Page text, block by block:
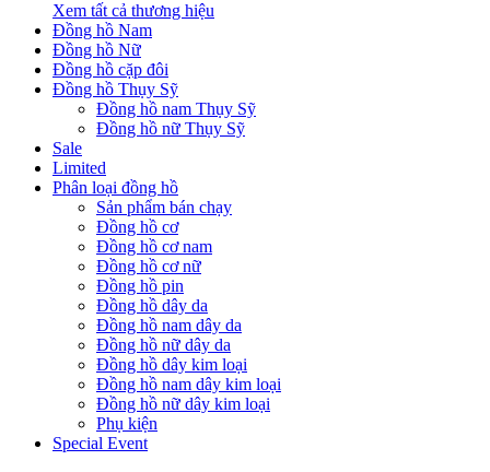
Xem tất cả thương hiệu
Đồng hồ Nam
Đồng hồ Nữ
Đồng hồ cặp đôi
Đồng hồ Thụy Sỹ
Đồng hồ nam Thụy Sỹ
Đồng hồ nữ Thụy Sỹ
Sale
Limited
Phân loại đồng hồ
Sản phẩm bán chạy
Đồng hồ cơ
Đồng hồ cơ nam
Đồng hồ cơ nữ
Đồng hồ pin
Đồng hồ dây da
Đồng hồ nam dây da
Đồng hồ nữ dây da
Đồng hồ dây kim loại
Đồng hồ nam dây kim loại
Đồng hồ nữ dây kim loại
Phụ kiện
Special Event